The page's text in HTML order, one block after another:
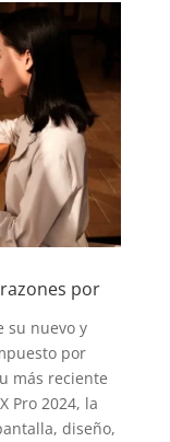
razones por
su nuevo y
por
más reciente
Pro 2024, la
diseño,